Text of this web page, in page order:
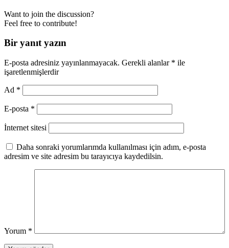
Want to join the discussion?
Feel free to contribute!
Bir yanıt yazın
E-posta adresiniz yayınlanmayacak. Gerekli alanlar * ile
işaretlenmişlerdir
Ad *
E-posta *
İnternet sitesi
Daha sonraki yorumlarımda kullanılması için adım, e-posta
adresim ve site adresim bu tarayıcıya kaydedilsin.
Yorum *